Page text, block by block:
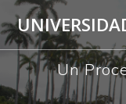
Un